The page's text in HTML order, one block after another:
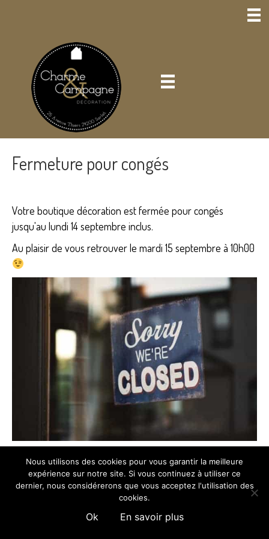
Fermeture pour congés
Votre boutique décoration est fermée pour congés
jusqu'au lundi 14 septembre inclus.
Au plaisir de vous retrouver le mardi 15 septembre à 10h00
© 2025 Charme & Campagne -Création du site Cybcrea.com
Nous utilisons des cookies pour vous garantir la meilleure
expérience sur notre site. Si vous continuez à utiliser ce
dernier, nous considérerons que vous acceptez l'utilisation des
cookies.
Ok En savoir plus